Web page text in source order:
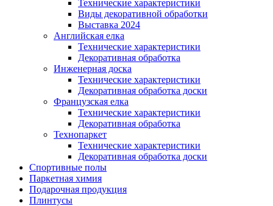
Технические характеристики
Виды декоративной обработки
Выставка 2024
Английская елка
Технические характеристики
Декоративная обработка
Инженерная доска
Технические характеристики
Декоративная обработка доски
Французская елка
Технические характеристики
Декоративная обработка
Технопаркет
Технические характеристики
Декоративная обработка доски
Спортивные полы
Паркетная химия
Подарочная продукция
Плинтусы